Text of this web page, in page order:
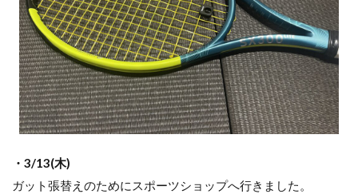
・3/13(木)
ガット張替えのためにスポーツショップへ行きました。